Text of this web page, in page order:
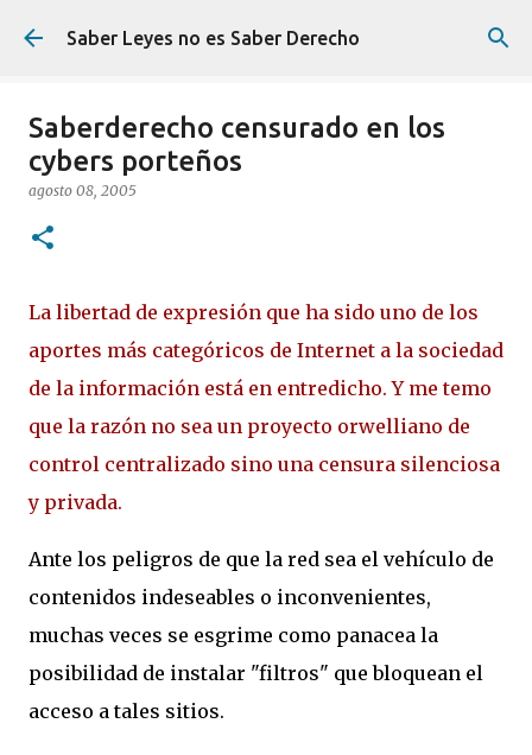
Ir al contenido principal
Saber Leyes no es Saber Derecho
Saberderecho censurado en los
cybers porteños
agosto 08, 2005
La libertad de expresión que ha sido uno de los
aportes más categóricos de Internet a la sociedad
de la información está en entredicho. Y me temo
que la razón no sea un proyecto orwelliano de
control centralizado sino una censura silenciosa
y privada.
Ante los peligros de que la red sea el vehículo de
contenidos indeseables o inconvenientes,
muchas veces se esgrime como panacea la
posibilidad de instalar "filtros" que bloquean el
acceso a tales sitios.